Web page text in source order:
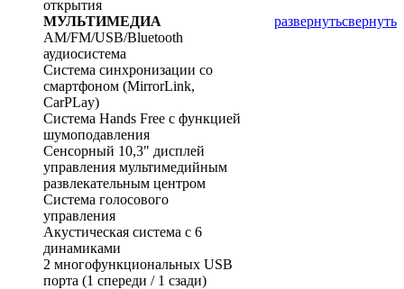
открытия
МУЛЬТИМЕДИА
развернутьсвернуть
AM/FM/USB/Bluetooth
аудиосистема
Система синхронизации со
смартфоном (MirrorLink,
CarPLay)
Система Hands Free с функцией
шумоподавления
Сенсорный 10,3" дисплей
управления мультимедийным
развлекательным центром
Система голосового
управления
Акустическая система с 6
динамиками
2 многофункциональных USB
порта (1 спереди / 1 сзади)